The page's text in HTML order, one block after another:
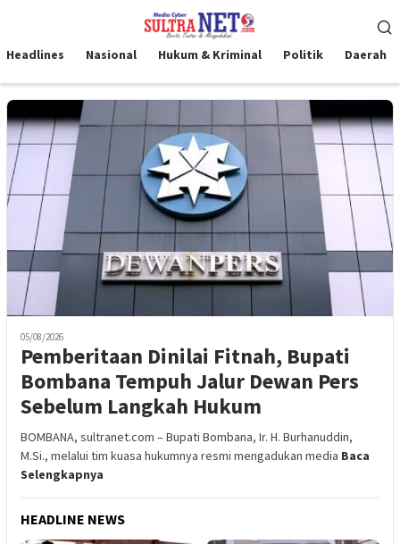
kontenMobile
Headlines Nasional Hukum & Kriminal Politik Daerah
05/08/2026
Pemberitaan Dinilai Fitnah, Bupati
Bombana Tempuh Jalur Dewan Pers
Sebelum Langkah Hukum
BOMBANA, sultranet.com – Bupati Bombana, Ir. H. Burhanuddin,
M.Si., melalui tim kuasa hukumnya resmi mengadukan media Baca
Selengkapnya
HEADLINE NEWS